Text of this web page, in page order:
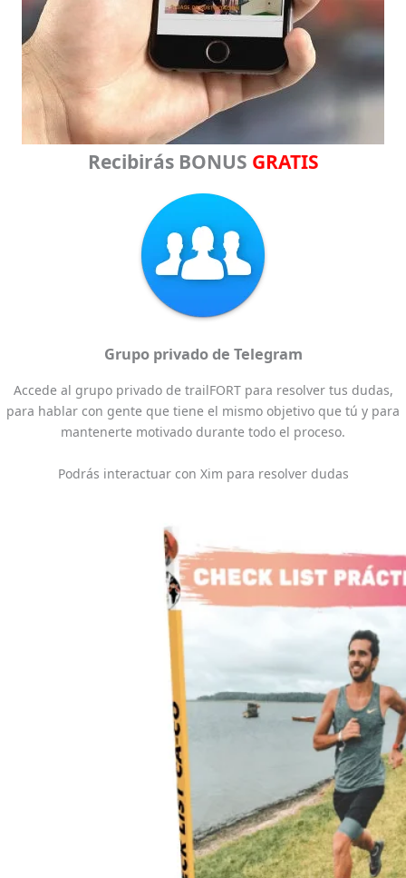
Recibirás BONUS GRATIS
Grupo privado de Telegram
Accede al grupo privado de trailFORT para resolver tus dudas,
para hablar con gente que tiene el mismo objetivo que tú y para
mantenerte motivado durante todo el proceso.
Podrás interactuar con Xim para resolver dudas